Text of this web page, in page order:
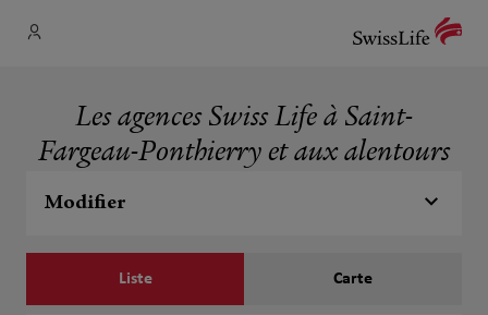
Les agences Swiss Life à Saint-
Fargeau-Ponthierry et aux alentours
Modifier
Liste Carte